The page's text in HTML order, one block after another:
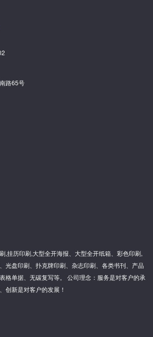
路65号
,挂历印刷,大型全开海报、大型全开纸箱、彩色印刷,
光盘印刷、扑克牌印刷、杂志印刷、各类书刊、产品
格单据、无碳复写等。 公司理念：服务是对客户的承
创新是对客户的发展！